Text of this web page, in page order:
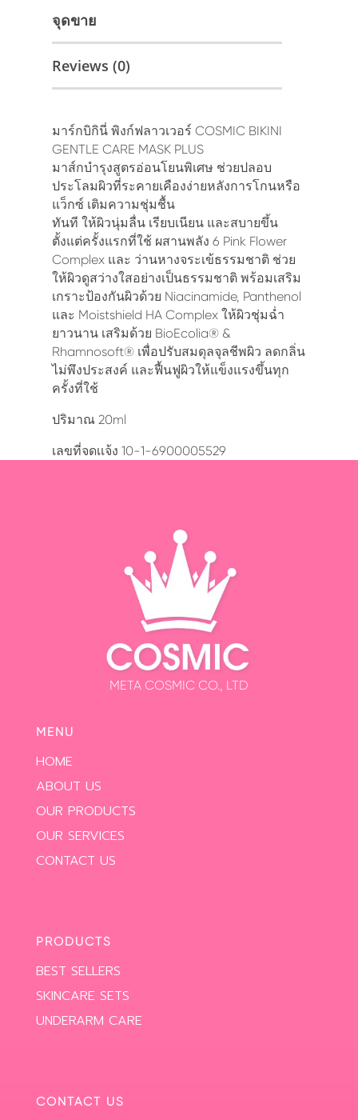
จุดขาย
Reviews (0)
มาร์กบิกินี่ พิงก์ฟลาวเวอร์ COSMIC BIKINI
GENTLE CARE MASK PLUS
มาส์กบำรุงสูตรอ่อนโยนพิเศษ ช่วยปลอบ
ประโลมผิวที่ระคายเคืองง่ายหลังการโกนหรือ
แว็กซ์ เติมความชุ่มชื้น
ทันที ให้ผิวนุ่มลื่น เรียบเนียน และสบายขึ้น
ตั้งแต่ครั้งแรกที่ใช้ ผสานพลัง 6 Pink Flower
Complex และ ว่านหางจระเข้ธรรมชาติ ช่วย
ให้ผิวดูสว่างใสอย่างเป็นธรรมชาติ พร้อมเสริม
เกราะป้องกันผิวด้วย Niacinamide, Panthenol
และ Moistshield HA Complex ให้ผิวชุ่มฉ่ำ
ยาวนาน เสริมด้วย BioEcolia® &
Rhamnosoft® เพื่อปรับสมดุลจุลชีพผิว ลดกลิ่น
ไม่พึงประสงค์ และฟื้นฟูผิวให้แข็งแรงขึ้นทุก
ครั้งที่ใช้
ปริมาณ 20ml
เลขที่จดเเจ้ง 10-1-6900005529
META COSMIC CO., LTD
MENU
HOME
ABOUT US
OUR PRODUCTS
OUR SERVICES
CONTACT US
PRODUCTS
BEST SELLERS
SKINCARE SETS
UNDERARM CARE
CONTACT US